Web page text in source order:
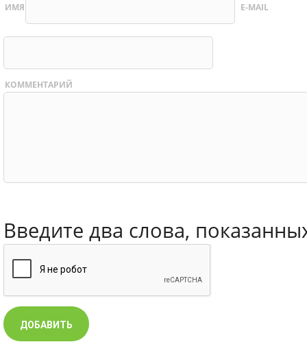
ИМЯ E-MAIL
КОММЕНТАРИЙ
Введите два слова,